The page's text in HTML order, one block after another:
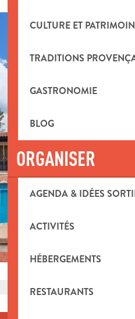
CULTURE ET
TRADITIONS
GASTRONOMIE
BLOG
ORGANISER
AGENDA & IDÉES
ACTIVITÉS
HÉBERGEMENTS
RESTAURANTS